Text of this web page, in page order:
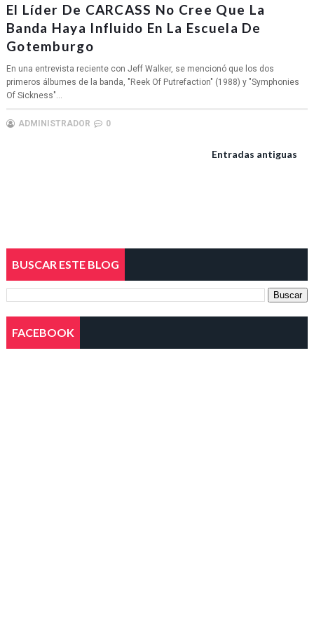
El Líder De CARCASS No Cree Que La
Banda Haya Influido En La Escuela De
Gotemburgo
En una entrevista reciente con Jeff Walker, se mencionó que los dos
primeros álbumes de la banda, "Reek Of Putrefaction" (1988) y "Symphonies
Of Sickness"...
ADMINISTRADOR 0
Entradas antiguas
BUSCAR ESTE BLOG
FACEBOOK